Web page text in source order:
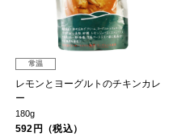
常温
レモンとヨーグルトのチキンカレ
ー
180g
592円（税込）